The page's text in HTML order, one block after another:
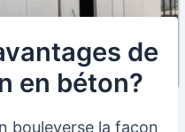
de
en béton?
bouleverse la façon